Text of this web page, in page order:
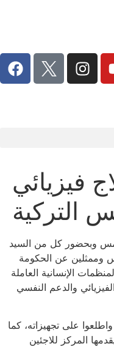
فيزيائي
التركية
وبحضور كل من السيد
وممثلين عن الحكومة
الإنسانية العاملة
والدعم النفسي
على تجهيزاته، كما
المركز للاجئين